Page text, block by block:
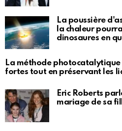
La poussière
la chaleur
dinosaures en
La méthode photocatalytique
fortes tout en préservant les
Eric Roberts
mariage de sa